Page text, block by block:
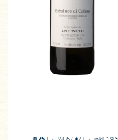
Weinkultur weiterhin
Referenz in Sachen
attraktiver ausfallen
Sortiments, die ganz
kommenden Jahren